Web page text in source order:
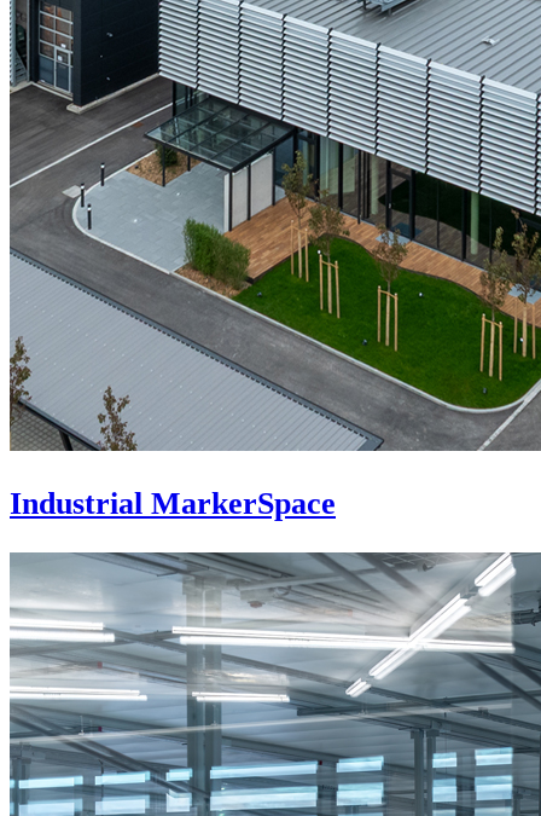
Industrial MarkerSpace